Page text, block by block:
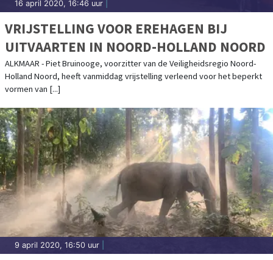
16 april 2020, 16:46 uur
VRIJSTELLING VOOR EREHAGEN BIJ
UITVAARTEN IN NOORD-HOLLAND NOORD
ALKMAAR - Piet Bruinooge, voorzitter van de Veiligheidsregio Noord-
Holland Noord, heeft vanmiddag vrijstelling verleend voor het beperkt
vormen van [...]
9 april 2020, 16:50 uur